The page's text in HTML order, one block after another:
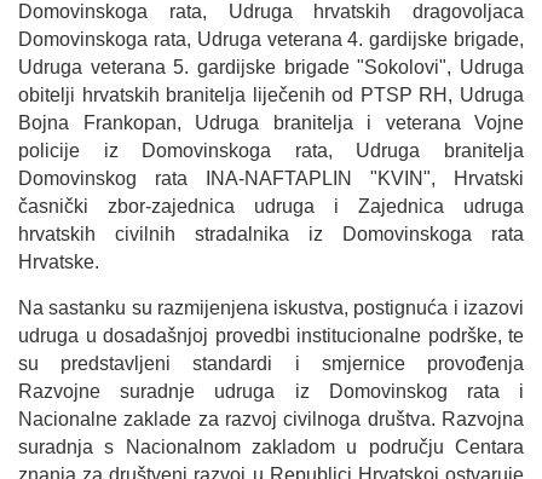
Domovinskoga rata, Udruga hrvatskih dragovoljaca
Domovinskoga rata, Udruga veterana 4. gardijske brigade,
Udruga veterana 5. gardijske brigade "Sokolovi", Udruga
obitelji hrvatskih branitelja liječenih od PTSP RH, Udruga
Bojna Frankopan, Udruga branitelja i veterana Vojne
policije iz Domovinskoga rata, Udruga branitelja
Domovinskog rata INA-NAFTAPLIN "KVIN", Hrvatski
časnički zbor-zajednica udruga i Zajednica udruga
hrvatskih civilnih stradalnika iz Domovinskoga rata
Hrvatske.
Na sastanku su razmijenjena iskustva, postignuća i izazovi
udruga u dosadašnjoj provedbi institucionalne podrške, te
su predstavljeni standardi i smjernice provođenja
Razvojne suradnje udruga iz Domovinskog rata i
Nacionalne zaklade za razvoj civilnoga društva. Razvojna
suradnja s Nacionalnom zakladom u području Centara